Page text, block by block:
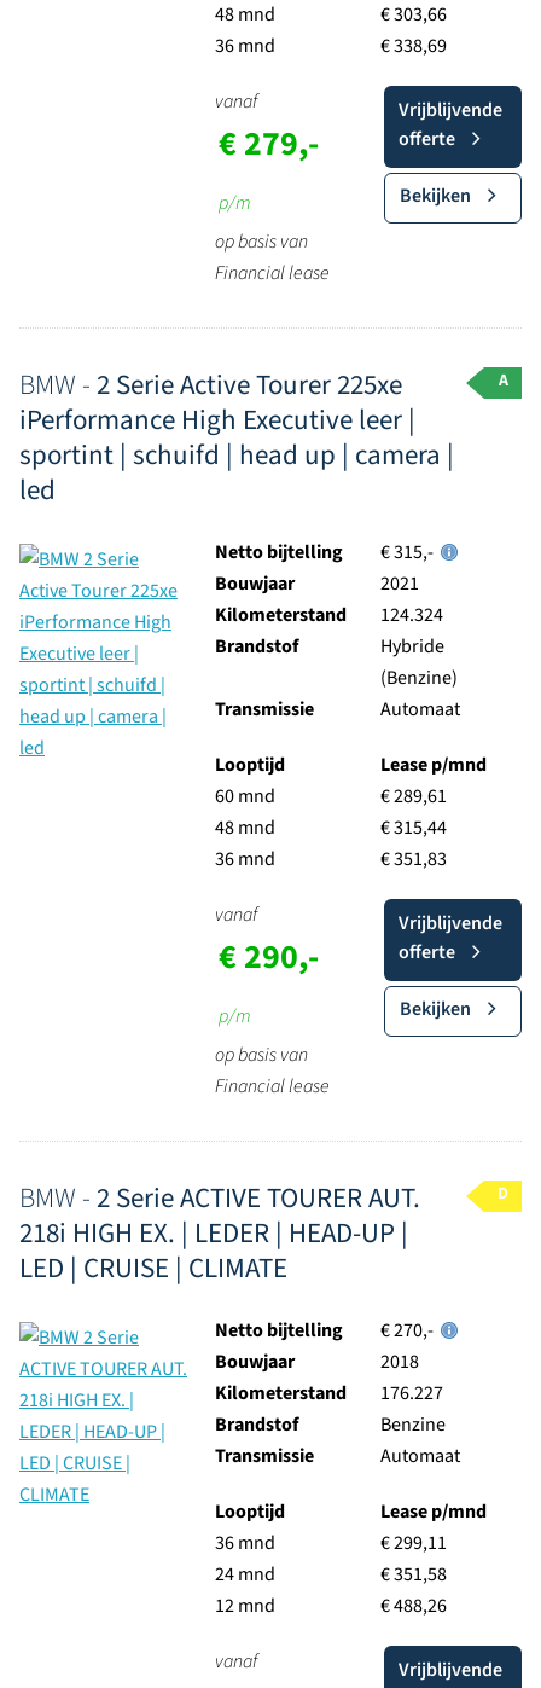
48 mnd
36 mnd
€ 303,66
€ 338,69
vanaf
€ 279,-
p/m
op basis van
Financial lease
Vrijblijvende
offerte
Bekijken
BMW - 2 Serie Active Tourer 225xe
iPerformance High Executive leer |
sportint | schuifd | head up | camera |
led
A
Netto bijtelling
€ 315,-
Bouwjaar
2021
Kilometerstand
124.324
Brandstof
Hybride
(Benzine)
Transmissie
Automaat
Looptijd
60 mnd
48 mnd
36 mnd
Lease p/mnd
€ 289,61
€ 315,44
€ 351,83
vanaf
€ 290,-
p/m
op basis van
Financial lease
Vrijblijvende
offerte
Bekijken
BMW - 2 Serie ACTIVE TOURER AUT.
218i HIGH EX. | LEDER | HEAD-UP |
LED | CRUISE | CLIMATE
D
Netto bijtelling
€ 270,-
Bouwjaar
2018
Kilometerstand
176.227
Brandstof
Benzine
Transmissie
Automaat
Looptijd
36 mnd
24 mnd
12 mnd
Lease p/mnd
€ 299,11
€ 351,58
€ 488,26
vanaf
Vrijblijvende